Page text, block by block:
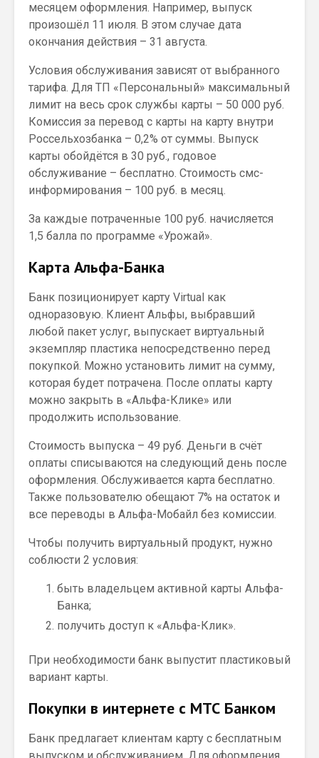
месяцем оформления. Например, выпуск
произошёл 11 июля. В этом случае дата
окончания действия – 31 августа.
Условия обслуживания зависят от выбранного
тарифа. Для ТП «Персональный» максимальный
лимит на весь срок службы карты – 50 000 руб.
Комиссия за перевод с карты на карту внутри
Россельхозбанка – 0,2% от суммы. Выпуск
карты обойдётся в 30 руб., годовое
обслуживание – бесплатно. Стоимость смс-
информирования – 100 руб. в месяц.
За каждые потраченные 100 руб. начисляется
1,5 балла по программе «Урожай».
Карта Альфа-Банка
Банк позиционирует карту Virtual как
одноразовую. Клиент Альфы, выбравший
любой пакет услуг, выпускает виртуальный
экземпляр пластика непосредственно перед
покупкой. Можно установить лимит на сумму,
которая будет потрачена. После оплаты карту
можно закрыть в «Альфа-Клике» или
продолжить использование.
Стоимость выпуска – 49 руб. Деньги в счёт
оплаты списываются на следующий день после
оформления. Обслуживается карта бесплатно.
Также пользователю обещают 7% на остаток и
все переводы в Альфа-Мобайл без комиссии.
Чтобы получить виртуальный продукт, нужно
соблюсти 2 условия:
быть владельцем активной карты Альфа-
Банка;
получить доступ к «Альфа-Клик».
При необходимости банк выпустит пластиковый
вариант карты.
Покупки в интернете с МТС Банком
Банк предлагает клиентам карту с бесплатным